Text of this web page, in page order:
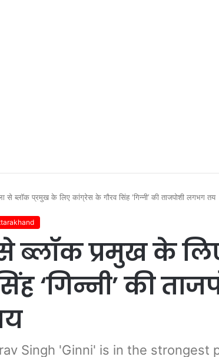
से ब्लॉक प्रमुख के लिए कांग्रेस के गौरव सिंह ‘गिन्नी’ की ताजपोशी लगभग तय
से ब्लॉक प्रमुख के
‘गिन्नी’ की
Singh 'Ginni' is in the strongest